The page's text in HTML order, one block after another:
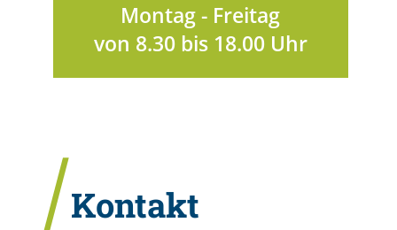
Montag - Freitag
von 8.30 bis 18.00 Uhr
Kontakt